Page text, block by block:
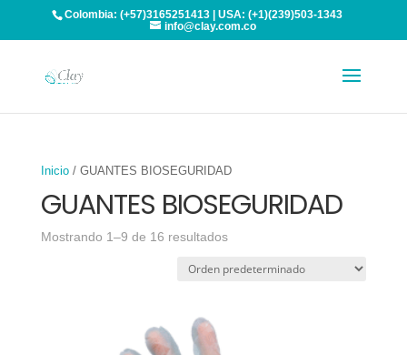
Colombia: (+57)3165251413 | USA: (+1)(239)503-1343
info@clay.com.co
Inicio/ GUANTES BIOSEGURIDAD
GUANTES BIOSEGURIDAD
Mostrando 1–9 de 16 resultados